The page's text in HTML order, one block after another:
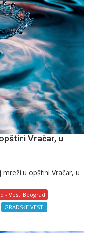
Vračar, u
u opštini Vračar, u
- Vesti Beograd
GRADSKE VESTI